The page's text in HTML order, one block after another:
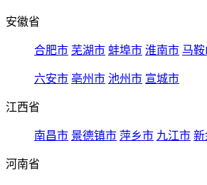
安徽省
合肥市 芜湖市 蚌埠市 淮南市 马
六安市 亳州市 池州市 宣城市
江西省
南昌市 景德镇市 萍乡市 九江市 新
河南省